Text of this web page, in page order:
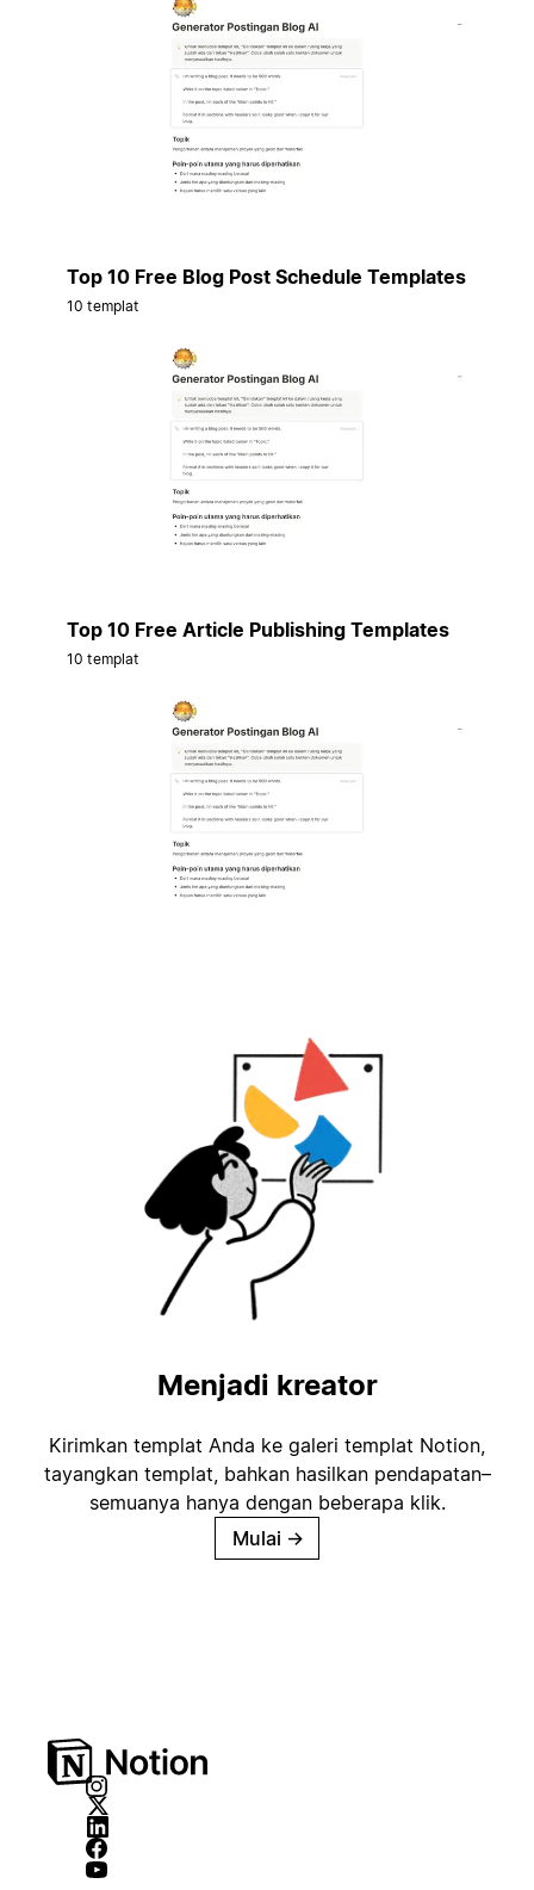
Top 10 Free Blog Post Schedule Templates
10 templat
Top 10 Free Article Publishing Templates
10 templat
Menjadi kreator
Kirimkan templat Anda ke galeri templat Notion,
tayangkan templat, bahkan hasilkan pendapatan–
semuanya hanya dengan beberapa klik.
Mulai →